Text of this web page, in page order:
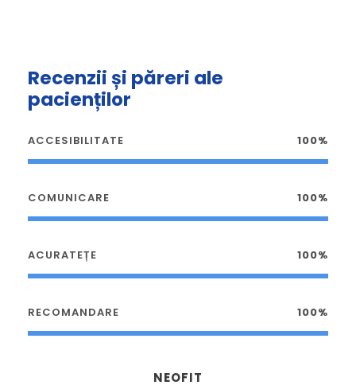
Recenzii și păreri ale
pacienților
ACCESIBILITATE 100%
COMUNICARE 100%
ACURATEȚE 100%
RECOMANDARE 100%
NEOFIT